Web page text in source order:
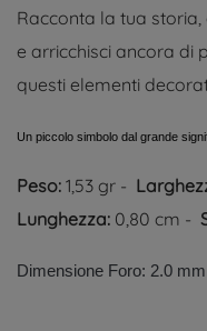
Racconta la tua
e arricchisci ancora di
questi elementi
Un piccolo simbolo dal grande
Peso: 1,53 gr -
Lunghezza: 0,80 cm -
Dimensione Foro: 2.0 mm